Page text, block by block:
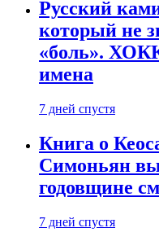
Русский
который не
«боль».
имена
7 дней спустя
Книга о
Симоньян
годовщине
7 дней спустя